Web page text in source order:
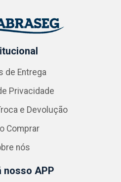
de Entrega
Privacidade
e Devolução
Comprar
nós
nosso APP